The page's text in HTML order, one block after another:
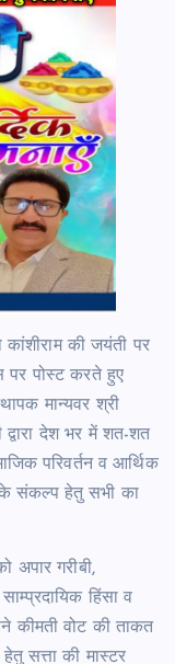
कांशीराम की जयंती पर
पर पोस्ट करते हुए
मान्यवर श्री
देश भर में शत-शत
परिवर्तन व आर्थिक
के संकल्प हेतु सभी का
अपार गरीबी,
हिंसा व
कीमती वोट की ताकत
सत्ता की मास्टर